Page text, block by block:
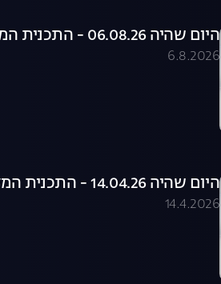
היום שהיה 06.08.26 - התכנית המלאה
6.8.2026
היום שהיה 14.04.26 - התכנית המלאה
14.4.2026